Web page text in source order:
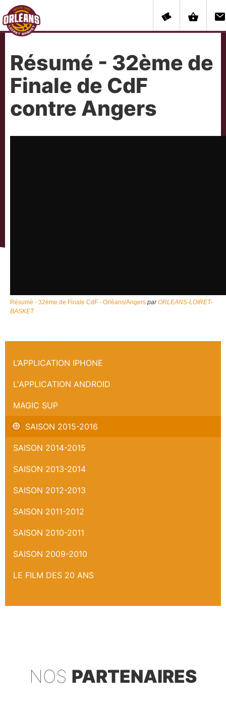
Résumé - 32ème de
Finale de CdF
contre Angers
Résumé - 32ème de Finale CdF - Orléans/Angers parORLEANS-LOIRET-
BASKET
L’APPLICATION IPHONE
L'APPLICATION ANDROID
MAGIC SUP
SAISON 2015-2016
SAISON 2014-2015
SAISON 2013-2014
SAISON 2012-2013
SAISON 2011-2012
SAISON 2010-2011
SAISON 2009-2010
LE FILM DES 20 ANS
NOS PARTENAIRES